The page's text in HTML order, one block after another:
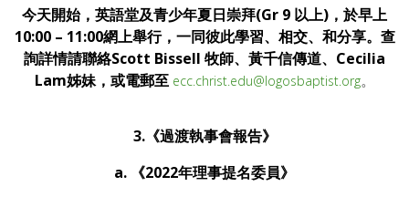
今天開始，英語堂及青少年夏日崇拜(Gr 9 以上)，於早上
10:00 – 11:00網上舉行，一同彼此學習、相交、和分享。查
詢詳情請聯絡Scott Bissell 牧師、黃千信傳道、Cecilia
Lam姊妹，或電郵至 ecc.christ.edu@logosbaptist.org。
3.《過渡執事會報告》
a. 《2022年理事提名委員》